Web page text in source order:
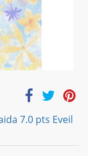
7.0 pts Eveil